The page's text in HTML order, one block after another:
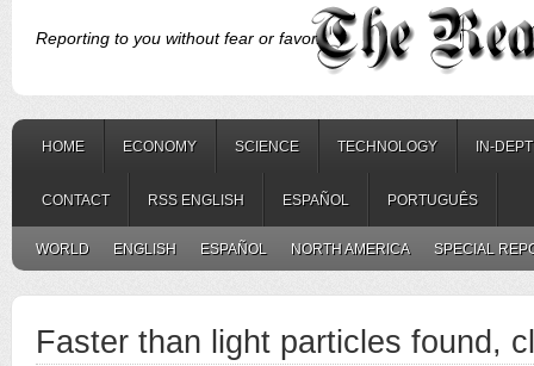
Reporting to you without fear or favor.
HOME ECONOMY SCIENCE TECHNOLOGY IN-
CONTACT RSS ENGLISH ESPAÑOL PORTUGUÊS
WORLD ENGLISH ESPAÑOL NORTH AMERICA SPECIAL
Faster than light particles found,